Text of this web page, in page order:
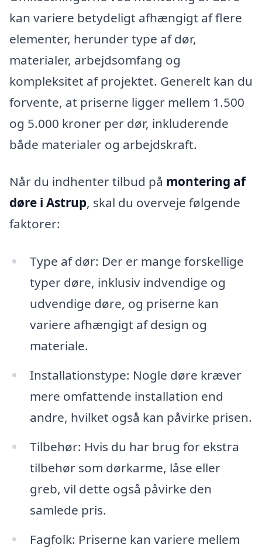
kan variere betydeligt afhængigt af flere
elementer, herunder type af dør,
materialer, arbejdsomfang og
kompleksitet af projektet. Generelt kan du
forvente, at priserne ligger mellem 1.500
og 5.000 kroner per dør, inkluderende
både materialer og arbejdskraft.
Når du indhenter tilbud på montering af
døre i Astrup, skal du overveje følgende
faktorer:
Type af dør: Der er mange forskellige
typer døre, inklusiv indvendige og
udvendige døre, og priserne kan
variere afhængigt af design og
materiale.
Installationstype: Nogle døre kræver
mere omfattende installation end
andre, hvilket også kan påvirke prisen.
Tilbehør: Hvis du har brug for ekstra
tilbehør som dørkarme, låse eller
greb, vil dette også påvirke den
samlede pris.
Fagfolk: Priserne kan variere mellem